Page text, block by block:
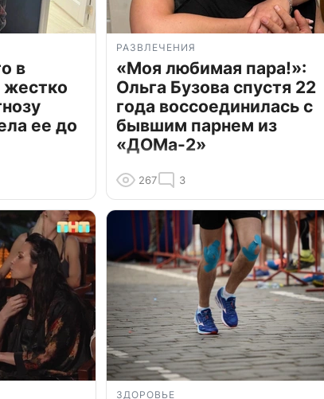
в
жестко
ее до
РАЗВЛЕЧЕНИЯ
«Моя любимая пара!»:
Ольга Бузова спустя 22
года воссоединилась с
бывшим парнем из
«ДОМа-2»
267 3
ЗДОРОВЬЕ